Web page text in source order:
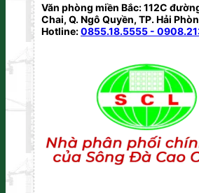
Văn phòng miền Bắc: 112C
Chai, Q. Ngô Quyền, TP. Hải
Hotline:0855.18.5555 -